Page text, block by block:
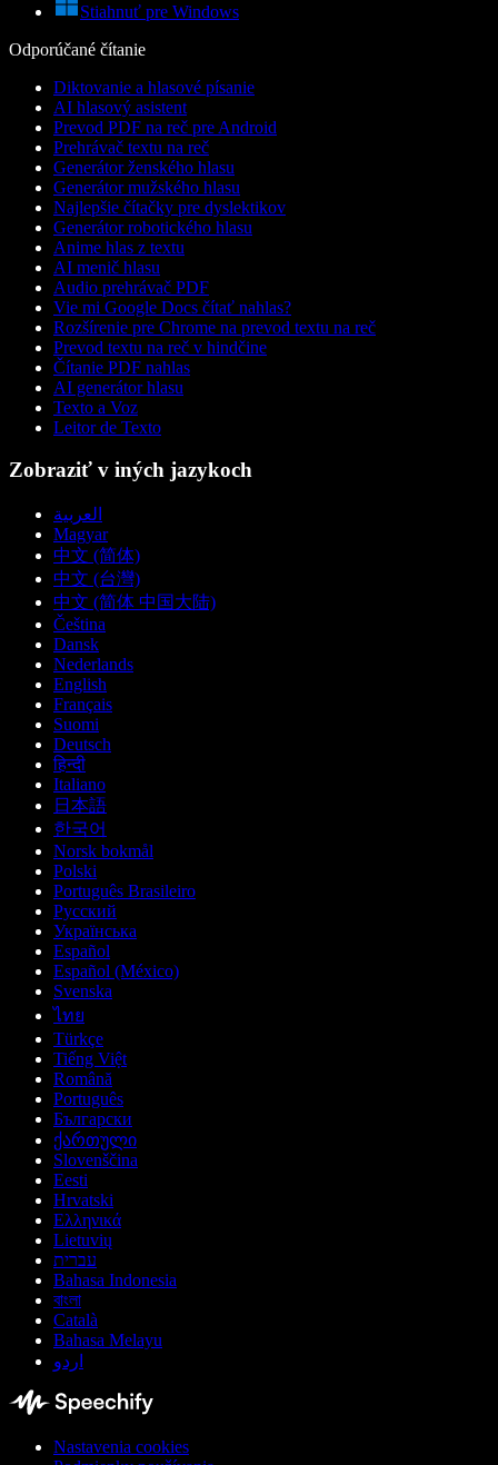
Stiahnuť pre Windows
Odporúčané čítanie
Diktovanie a hlasové písanie
AI hlasový asistent
Prevod PDF na reč pre Android
Prehrávač textu na reč
Generátor ženského hlasu
Generátor mužského hlasu
Najlepšie čítačky pre dyslektikov
Generátor robotického hlasu
Anime hlas z textu
AI menič hlasu
Audio prehrávač PDF
Vie mi Google Docs čítať nahlas?
Rozšírenie pre Chrome na prevod textu na reč
Prevod textu na reč v hindčine
Čítanie PDF nahlas
AI generátor hlasu
Texto a Voz
Leitor de Texto
Zobraziť v iných jazykoch
العربية
Magyar
中文 (简体)
中文 (台灣)
中文 (简体 中国大陆)
Čeština
Dansk
Nederlands
English
Français
Suomi
Deutsch
हिन्दी
Italiano
日本語
한국어
Norsk bokmål
Polski
Português Brasileiro
Русский
Українська
Español
Español (México)
Svenska
ไทย
Türkçe
Tiếng Việt
Română
Português
Български
ქართული
Slovenščina
Eesti
Hrvatski
Ελληνικά
Lietuvių
עברית
Bahasa Indonesia
বাংলা
Català
Bahasa Melayu
اردو
Nastavenia cookies